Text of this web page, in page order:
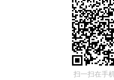
扫一扫在手